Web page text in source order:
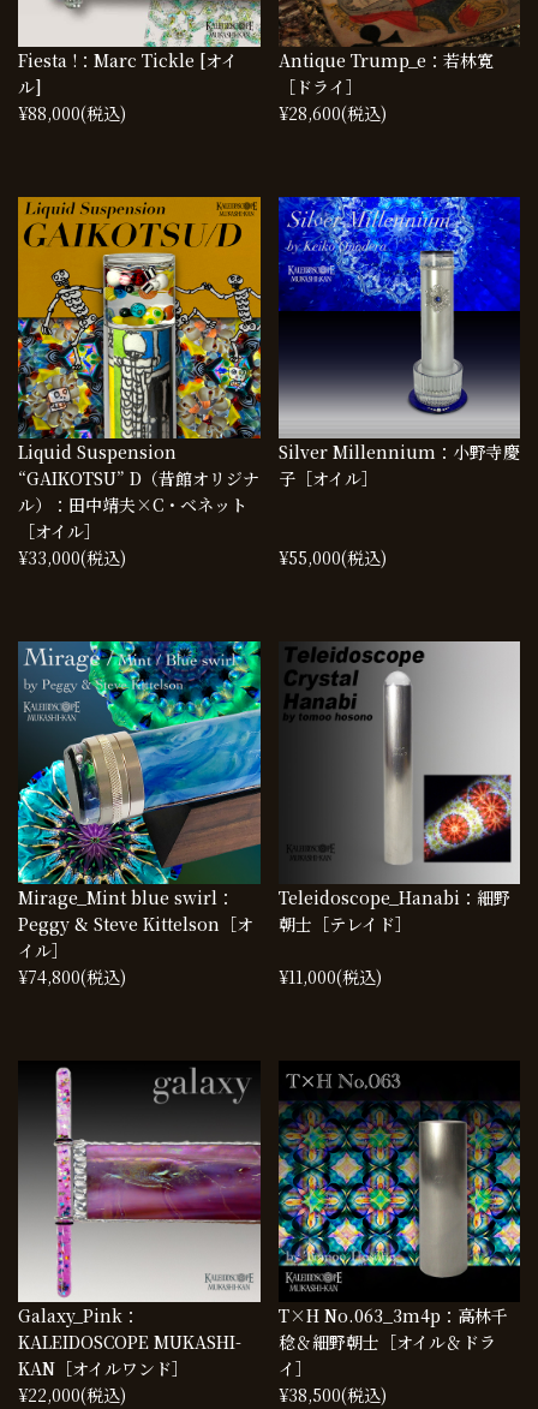
Fiesta !：Marc Tickle [オイ
ル]
¥88,000(税込)
Antique Trump_e：若林寛
［ドライ］
¥28,600(税込)
Liquid Suspension
“GAIKOTSU” D（昔館オリジナ
ル）：田中靖夫×C・ベネット
［オイル］
¥33,000(税込)
Silver Millennium：小野寺慶
子［オイル］
¥55,000(税込)
Mirage_Mint blue swirl：
Peggy & Steve Kittelson［オ
イル］
¥74,800(税込)
Teleidoscope_Hanabi：細野
朝士［テレイド］
¥11,000(税込)
Galaxy_Pink：
KALEIDOSCOPE MUKASHI-
KAN［オイルワンド］
¥22,000(税込)
T×H No.063_3m4p：高林千
稔＆細野朝士［オイル＆ドラ
イ］
¥38,500(税込)